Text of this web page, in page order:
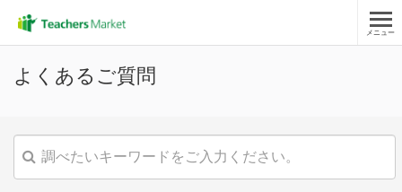
メニュー
よくあるご質問